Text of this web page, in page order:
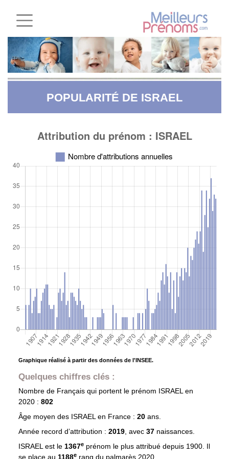
POPULARITÉ DE ISRAEL
Graphique réalisé à partir des données de l'INSEE.
Quelques chiffres clés :
Nombre de Français qui portent le prénom ISRAELen
2020 : 802
Âge moyen des ISRAELen France : 20 ans.
Année record d’attribution : 2019, avec 37 naissances.
ISRAEL est le 1367eprénom le plus attribué depuis 1900. Il
se place au 1188e rang du palmarès 2020.